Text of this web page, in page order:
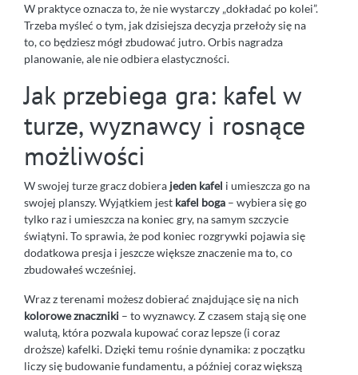
W praktyce oznacza to, że nie wystarczy „dokładać po kolei”.
Trzeba myśleć o tym, jak dzisiejsza decyzja przełoży się na
to, co będziesz mógł zbudować jutro. Orbis nagradza
planowanie, ale nie odbiera elastyczności.
Jak przebiega gra: kafel w
turze, wyznawcy i rosnące
możliwości
W swojej turze gracz dobiera jeden kafel i umieszcza go na
swojej planszy. Wyjątkiem jest kafel boga – wybiera się go
tylko raz i umieszcza na koniec gry, na samym szczycie
świątyni. To sprawia, że pod koniec rozgrywki pojawia się
dodatkowa presja i jeszcze większe znaczenie ma to, co
zbudowałeś wcześniej.
Wraz z terenami możesz dobierać znajdujące się na nich
kolorowe znaczniki – to wyznawcy. Z czasem stają się one
walutą, która pozwala kupować coraz lepsze (i coraz
droższe) kafelki. Dzięki temu rośnie dynamika: z początku
liczy się budowanie fundamentu, a później coraz większą